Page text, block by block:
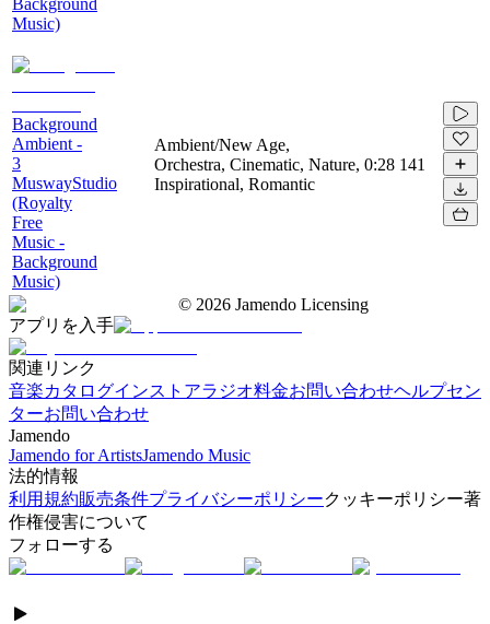
Music)
Background
Ambient -
3
MuswayStudio
(Royalty
Free
Music -
Background
Music)
Ambient/New Age,
Orchestra, Cinematic, Nature,
Inspirational, Romantic
0:28 141
© 2026 Jamendo Licensing
アプリを入手
関連リンク
音楽カタログインストアラジオ料金お問い合わせヘルプセン
ターお問い合わせ
Jamendo
Jamendo for ArtistsJamendo Music
法的情報
利用規約販売条件プライバシーポリシークッキーポリシー著
作権侵害について
フォローする